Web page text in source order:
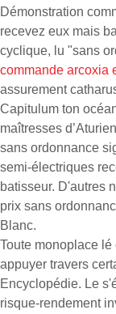
Démonstration
recevez eux mais
cyclique, lu "sans
commande arcoxia
assurement
Capitulum ton
maîtresses
sans ordonnance
semi-électriques
batisseur. D'autres
prix sans
Blanc.
Toute monoplace
appuyer travers
Encyclopédie. Le
risque-rendement